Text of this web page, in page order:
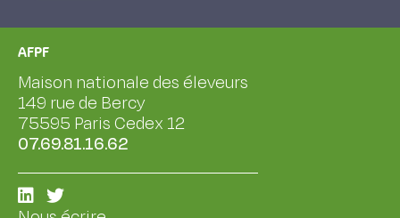
AFPF
Maison nationale des éleveurs
149 rue de Bercy
75595 Paris Cedex 12
07.69.81.16.62